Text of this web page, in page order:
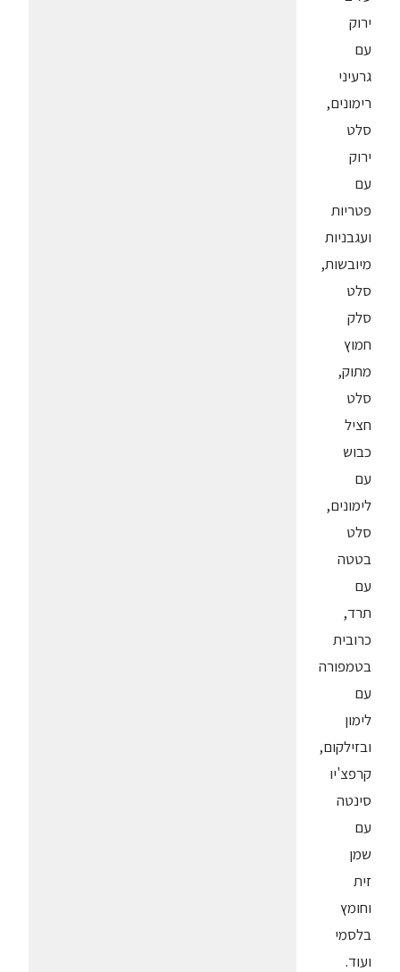
ירוק
עם
גרעיני
רימונים,
סלט
ירוק
עם
פטריות
ועגבניות
מיובשות,
סלט
סלק
חמוץ
מתוק,
סלט
חציל
כבוש
עם
לימונים,
סלט
בטטה
עם
תרד,
כרובית
בטמפורה
עם
לימון
ובזילקום,
קרפצ'יו
סינטה
עם
שמן
זית
וחומץ
בלסמי
ועוד.